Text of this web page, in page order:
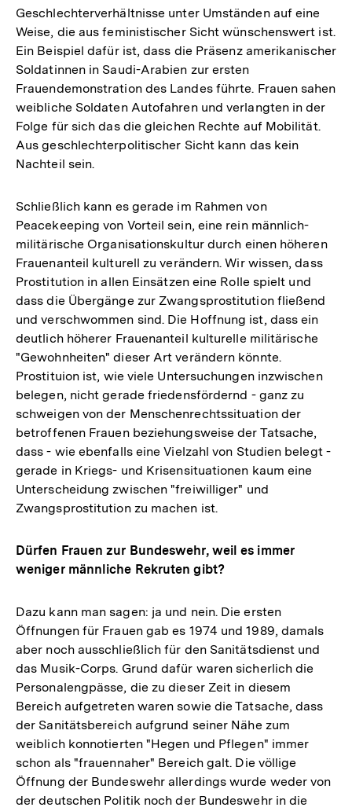
Geschlechterverhältnisse unter Umständen auf eine
Weise, die aus feministischer Sicht wünschenswert ist.
Ein Beispiel dafür ist, dass die Präsenz amerikanischer
Soldatinnen in Saudi-Arabien zur ersten
Frauendemonstration des Landes führte. Frauen sahen
weibliche Soldaten Autofahren und verlangten in der
Folge für sich das die gleichen Rechte auf Mobilität.
Aus geschlechterpolitischer Sicht kann das kein
Nachteil sein.
Schließlich kann es gerade im Rahmen von
Peacekeeping von Vorteil sein, eine rein männlich-
militärische Organisationskultur durch einen höheren
Frauenanteil kulturell zu verändern. Wir wissen, dass
Prostitution in allen Einsätzen eine Rolle spielt und
dass die Übergänge zur Zwangsprostitution fließend
und verschwommen sind. Die Hoffnung ist, dass ein
deutlich höherer Frauenanteil kulturelle militärische
"Gewohnheiten" dieser Art verändern könnte.
Prostituion ist, wie viele Untersuchungen inzwischen
belegen, nicht gerade friedensfördernd - ganz zu
schweigen von der Menschenrechtssituation der
betroffenen Frauen beziehungsweise der Tatsache,
dass - wie ebenfalls eine Vielzahl von Studien belegt -
gerade in Kriegs- und Krisensituationen kaum eine
Unterscheidung zwischen "freiwilliger" und
Zwangsprostitution zu machen ist.
Dürfen Frauen zur Bundeswehr, weil es immer
weniger männliche Rekruten gibt?
Dazu kann man sagen: ja und nein. Die ersten
Öffnungen für Frauen gab es 1974 und 1989, damals
aber noch ausschließlich für den Sanitätsdienst und
das Musik-Corps. Grund dafür waren sicherlich die
Personalengpässe, die zu dieser Zeit in diesem
Bereich aufgetreten waren sowie die Tatsache, dass
der Sanitätsbereich aufgrund seiner Nähe zum
weiblich konnotierten "Hegen und Pflegen" immer
schon als "frauennaher" Bereich galt. Die völlige
Öffnung der Bundeswehr allerdings wurde weder von
der deutschen Politik noch der Bundeswehr in die